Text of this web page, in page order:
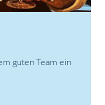
guten Team ein